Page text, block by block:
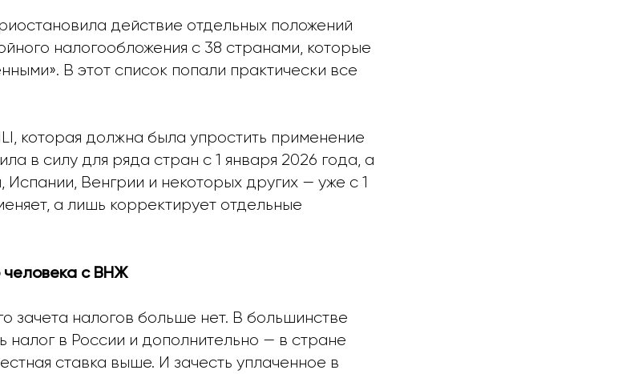
действие отдельных положений
налогообложения с 38 странами, которые
В этот список попали практически все
которая должна была упростить применение
в силу для ряда стран с 1 января 2026 года, а
Венгрии и некоторых других — уже с 1
а лишь корректирует отдельные
человека с ВНЖ
зачета налогов больше нет. В большинстве
налог в России и дополнительно — в стране
ставка выше. И зачесть уплаченное в